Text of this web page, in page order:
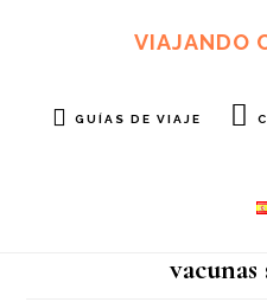
VIAJANDO
GUÍAS DE VIAJE